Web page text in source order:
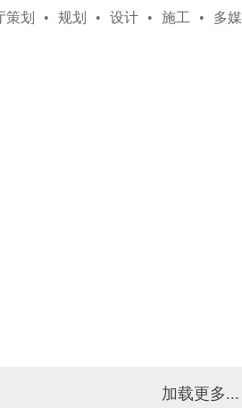
策划 • 规划 • 设计 • 施工 • 多
加载更多...